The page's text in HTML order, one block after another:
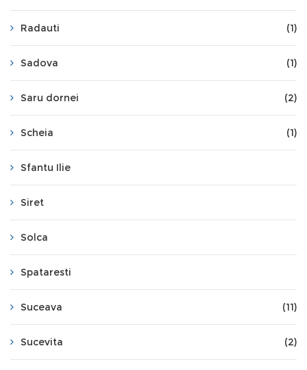
Radauti (1)
Sadova (1)
Saru dornei (2)
Scheia (1)
Sfantu Ilie
Siret
Solca
Spataresti
Suceava (11)
Sucevita (2)